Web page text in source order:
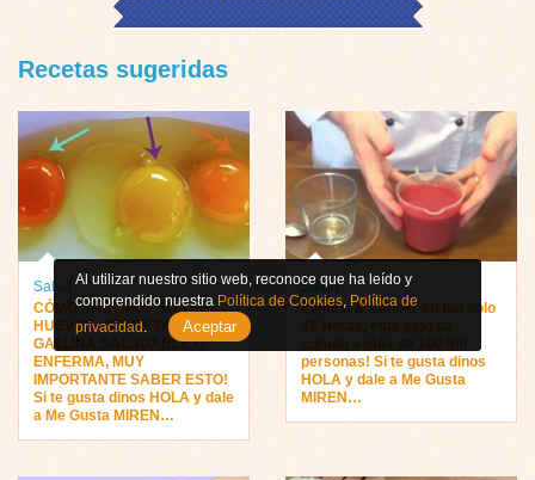
Recetas sugeridas
Salud
CÓMO SABEMOS SI LOS
HUEVOS VIENEN DE UNA
GALLINA SALUDABLE O
ENFERMA, MUY
IMPORTANTE SABER ESTO!
Si te gusta dinos HOLA y dale
a Me Gusta MIREN…
Salud
Elimina al cáncer en tan solo
personas! Si te gusta dinos
HOLA y dale a Me Gusta
MIREN…
Al utilizar nuestro sitio web, reconoce que ha leído y
comprendido nuestra Política de Cookies Política de
privacidad
Aceptar